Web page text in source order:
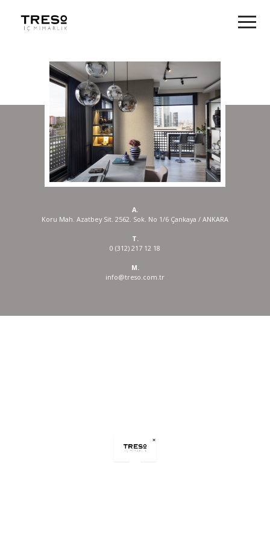
A.
Koru Mah. Azatbey Sit. 2562. Sok. No 1/6 Çankaya / ANKARA
T.
0 (312) 217 12 18
M.
info@treso.com.tr
×